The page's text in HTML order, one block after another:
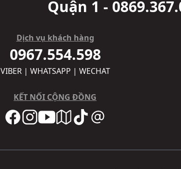
Quận 1 -
Dịch vụ khách hàng
0967.554.598
VIBER | WHATSAPP | WECHAT
KẾT NỐI CỘNG ĐỒNG